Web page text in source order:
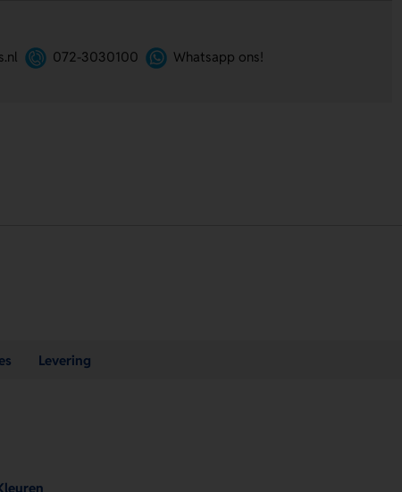
072-3030100 Whatsapp ons!
Levering